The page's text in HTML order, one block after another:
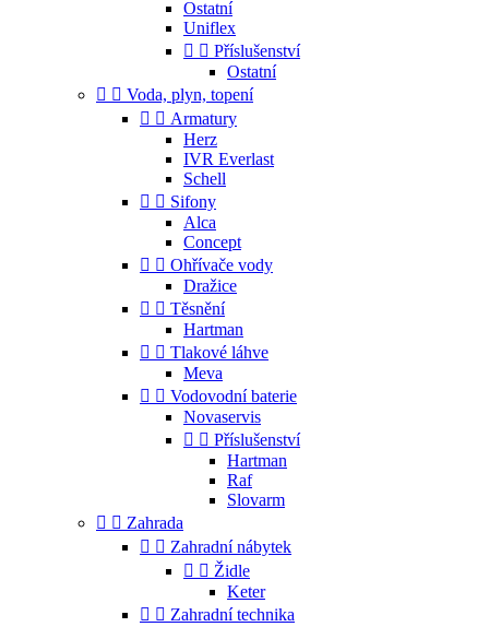
Ostatní
Uniflex
  Příslušenství
Ostatní
  Voda, plyn, topení
  Armatury
Herz
IVR Everlast
Schell
  Sifony
Alca
Concept
  Ohřívače vody
Dražice
  Těsnění
Hartman
  Tlakové láhve
Meva
  Vodovodní baterie
Novaservis
  Příslušenství
Hartman
Raf
Slovarm
  Zahrada
  Zahradní nábytek
  Židle
Keter
  Zahradní technika